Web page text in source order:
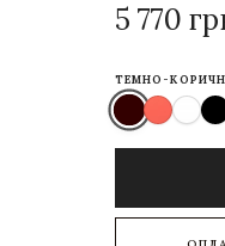
5 770
ТЕМНО-